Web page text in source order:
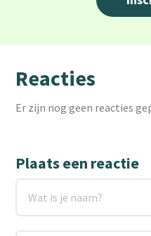
Reacties
Er zijn nog geen reacties
Plaats een reactie